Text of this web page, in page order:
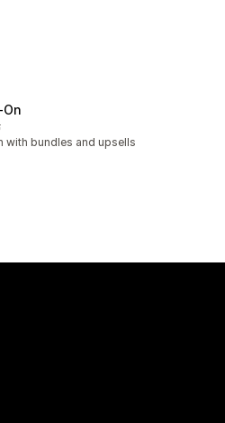
with bundles and upsells